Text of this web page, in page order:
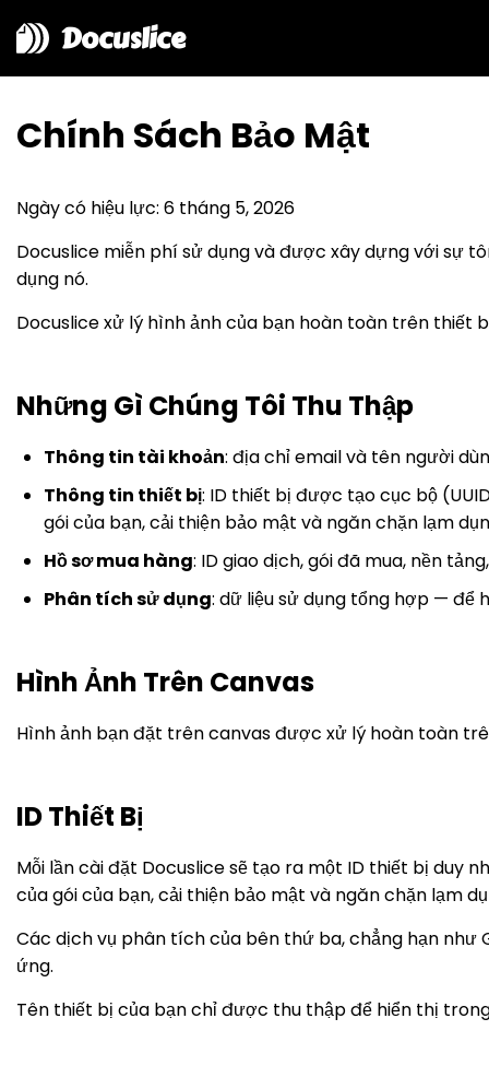
Docuslice
Chính Sách Bảo Mật
Ngày có hiệu lực: 6 tháng 5, 2026
Docuslice miễn phí sử dụng và được xây dựng với sự
dụng nó.
Docuslice xử lý hình ảnh của bạn hoàn toàn trên thiết
Những Gì Chúng Tôi Thu Thập
Thông tin tài khoản: địa chỉ email và tên người
Thông tin thiết bị: ID thiết bị được tạo cục bộ
gói của bạn, cải thiện bảo mật và ngăn chặn lạm
Hồ sơ mua hàng: ID giao dịch, gói đã mua, nền
Phân tích sử dụng: dữ liệu sử dụng tổng hợp — để
Hình Ảnh Trên Canvas
Hình ảnh bạn đặt trên canvas được xử lý hoàn toàn
ID Thiết Bị
Mỗi lần cài đặt Docuslice sẽ tạo ra một ID thiết bị duy
của gói của bạn, cải thiện bảo mật và ngăn chặn lạm
Các dịch vụ phân tích của bên thứ ba, chẳng hạn
ứng.
Tên thiết bị của bạn chỉ được thu thập để hiển thị